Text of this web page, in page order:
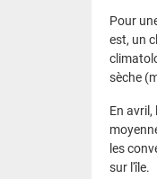
Pour
est, un
sèche
En
les
sur l'île.